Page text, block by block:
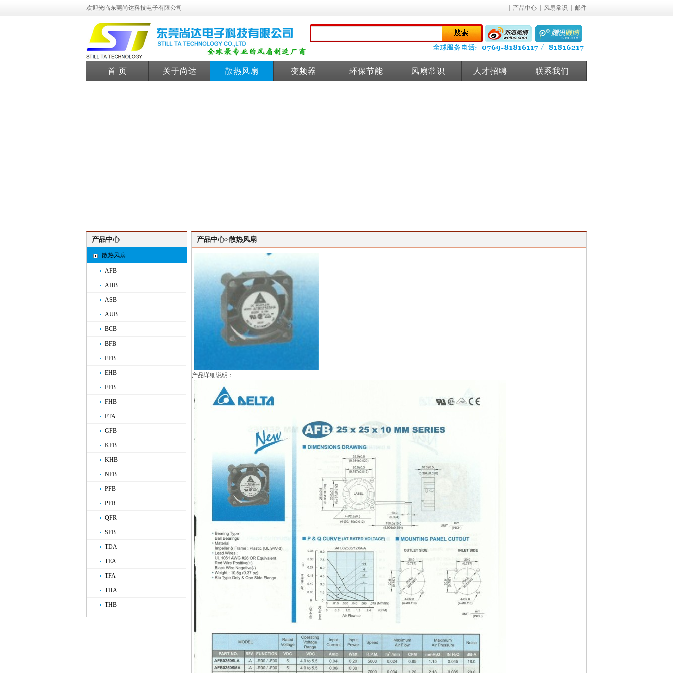
欢迎光临东莞尚达科技电子有限公司 产品中心 风扇常识 邮件
首 页 关于尚达 散热风扇 变频器 环保节能 风扇常识 人才招聘 联系我们
产品中心
散热风扇
AFB
AHB
ASB
AUB
BCB
BFB
EFB
EHB
FFB
FHB
FTA
GFB
KFB
KHB
NFB
PFB
PFR
QFR
SFB
TDA
TEA
TFA
THA
THB
产品中心>散热风扇
产品详细说明：